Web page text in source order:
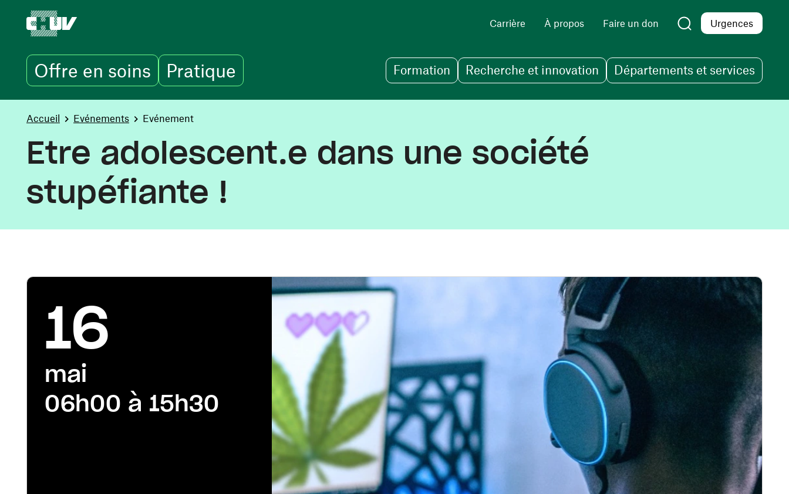
Carrière À propos Faire un don Urgences
Offre en soins Pratique Formation Recherche et innovation Départements et services
You are here:
Accueil Evénements Evénement
Etre adolescent.e dans une société
stupéfiante !
16
mai
06h00 à 15h30